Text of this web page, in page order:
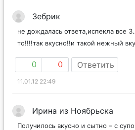
Зебрик
не дождалась ответа,испекла все
то!!!!так вкусно!!и такой нежный
0 0 Ответить
11.01.12 22:49
Ирина из Ноябрьска
Получилось вкусно и сытно – с